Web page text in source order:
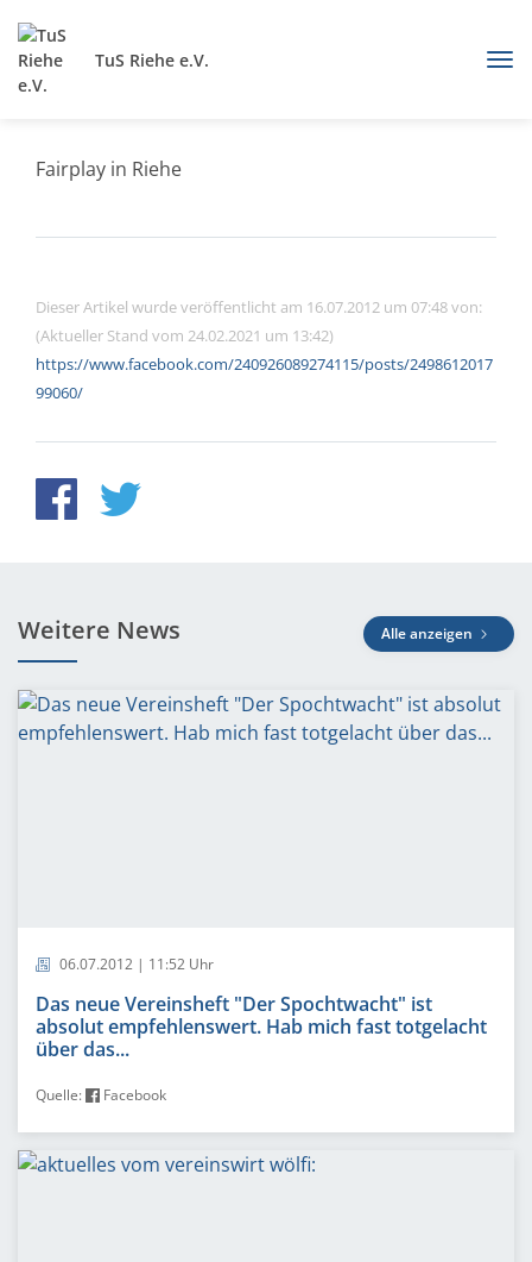
TuS Riehe e.V.
Fairplay in Riehe
Dieser Artikel wurde veröffentlicht am 16.07.2012 um 07:48 von:
(Aktueller Stand vom 24.02.2021 um 13:42)
https://www.facebook.com/240926089274115/posts/2498612017
99060/
Weitere News Alle anzeigen
06.07.2012 | 11:52 Uhr
Das neue Vereinsheft "Der Spochtwacht" ist
absolut empfehlenswert. Hab mich fast totgelacht
über das...
Quelle: Facebook